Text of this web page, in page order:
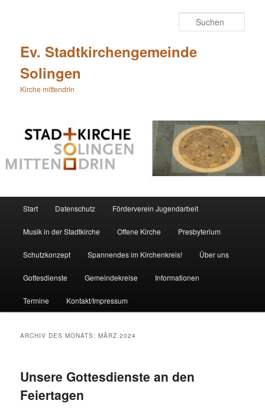
Ev. Stadtkirchengemeinde
Solingen
Kirche mittendrin
Start Datenschutz Förderverein Jugendarbeit
Musik in der Stadtkirche Offene Kirche Presbyterium
Schutzkonzept Spannendes im Kirchenkreis! Über uns
Gottesdienste Gemeindekreise Informationen
Termine Kontakt/Impressum
ARCHIV DES MONATS:MÄRZ 2024
Unsere Gottesdienste an den
Feiertagen